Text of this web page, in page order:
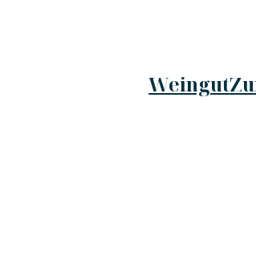
Weingut